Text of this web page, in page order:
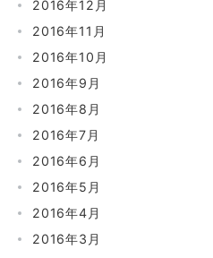
2016年12月
2016年11月
2016年10月
2016年9月
2016年8月
2016年7月
2016年6月
2016年5月
2016年4月
2016年3月